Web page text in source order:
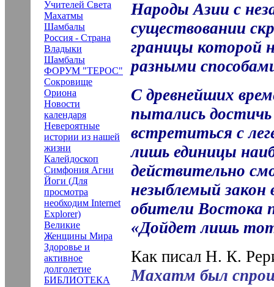
Учителей Света
Махатмы
Шамбалы
Россия - Страна
Владыки
Шамбалы
ФОРУМ "ТЕРОС"
Сокровище
Ориона
Новости
календаря
Невероятные
истории из нашей
жизни
Калейдоскоп
Симфония Агни
Йоги (Для
просмотра
необходим Internet
Explorer)
Великие
Женщины Мира
Здоровье и
активное
долголетие
БИБЛИОТЕКА
Народы Азии с
существовании
границы которой
разными
С древнейших
пытались
встретиться с
лишь единицы
действительно
незыблемый
обители Востока
«Дойдет лишь
Как писал Н. К.
Махатм был